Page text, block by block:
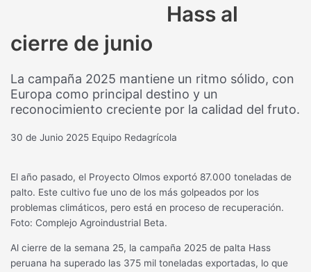
Hass al
cierre de junio
La campaña 2025 mantiene un ritmo sólido, con
Europa como principal destino y un
reconocimiento creciente por la calidad del fruto.
30 de Junio 2025 Equipo Redagrícola
El año pasado, el Proyecto Olmos exportó 87.000 toneladas de
palto. Este cultivo fue uno de los más golpeados por los
problemas climáticos, pero está en proceso de recuperación.
Foto: Complejo Agroindustrial Beta.
Al cierre de la semana 25, la campaña 2025 de palta Hass
peruana ha superado las 375 mil toneladas exportadas, lo que